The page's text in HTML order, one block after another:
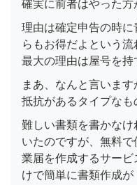
確実に前者はやった方
理由は確定申告の時
らもお得だよという流
最大の理由は屋号を持
まあ、なんと言いま
抵抗があるタイプなも
難しい書類を書かな
いたのですが、無料
業届を作成するサー
けで簡単に書類作成が